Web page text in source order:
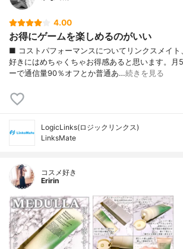
4.00
お得にゲームを楽しめるのがいい
■ コストパフォーマンスについてリンクスメイト
好きにはめちゃくちゃお得感あると思います。月
ーで通信量90％オフとか普通あ…続きを見る
LogicLinks(ロジックリンクス)
LinksMate
コスメ好き
Eririn